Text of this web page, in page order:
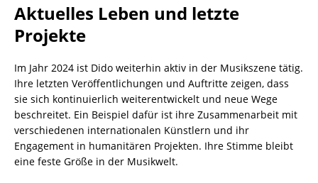
Aktuelles Leben und letzte
Projekte
Im Jahr 2024 ist Dido weiterhin aktiv in der Musikszene tätig.
Ihre letzten Veröffentlichungen und Auftritte zeigen, dass
sie sich kontinuierlich weiterentwickelt und neue Wege
beschreitet. Ein Beispiel dafür ist ihre Zusammenarbeit mit
verschiedenen internationalen Künstlern und ihr
Engagement in humanitären Projekten. Ihre Stimme bleibt
eine feste Größe in der Musikwelt.